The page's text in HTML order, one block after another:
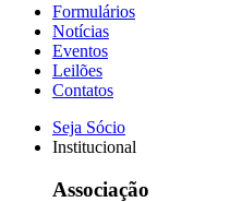
Formulários
Notícias
Eventos
Leilões
Contatos
Seja Sócio
Institucional
Associação